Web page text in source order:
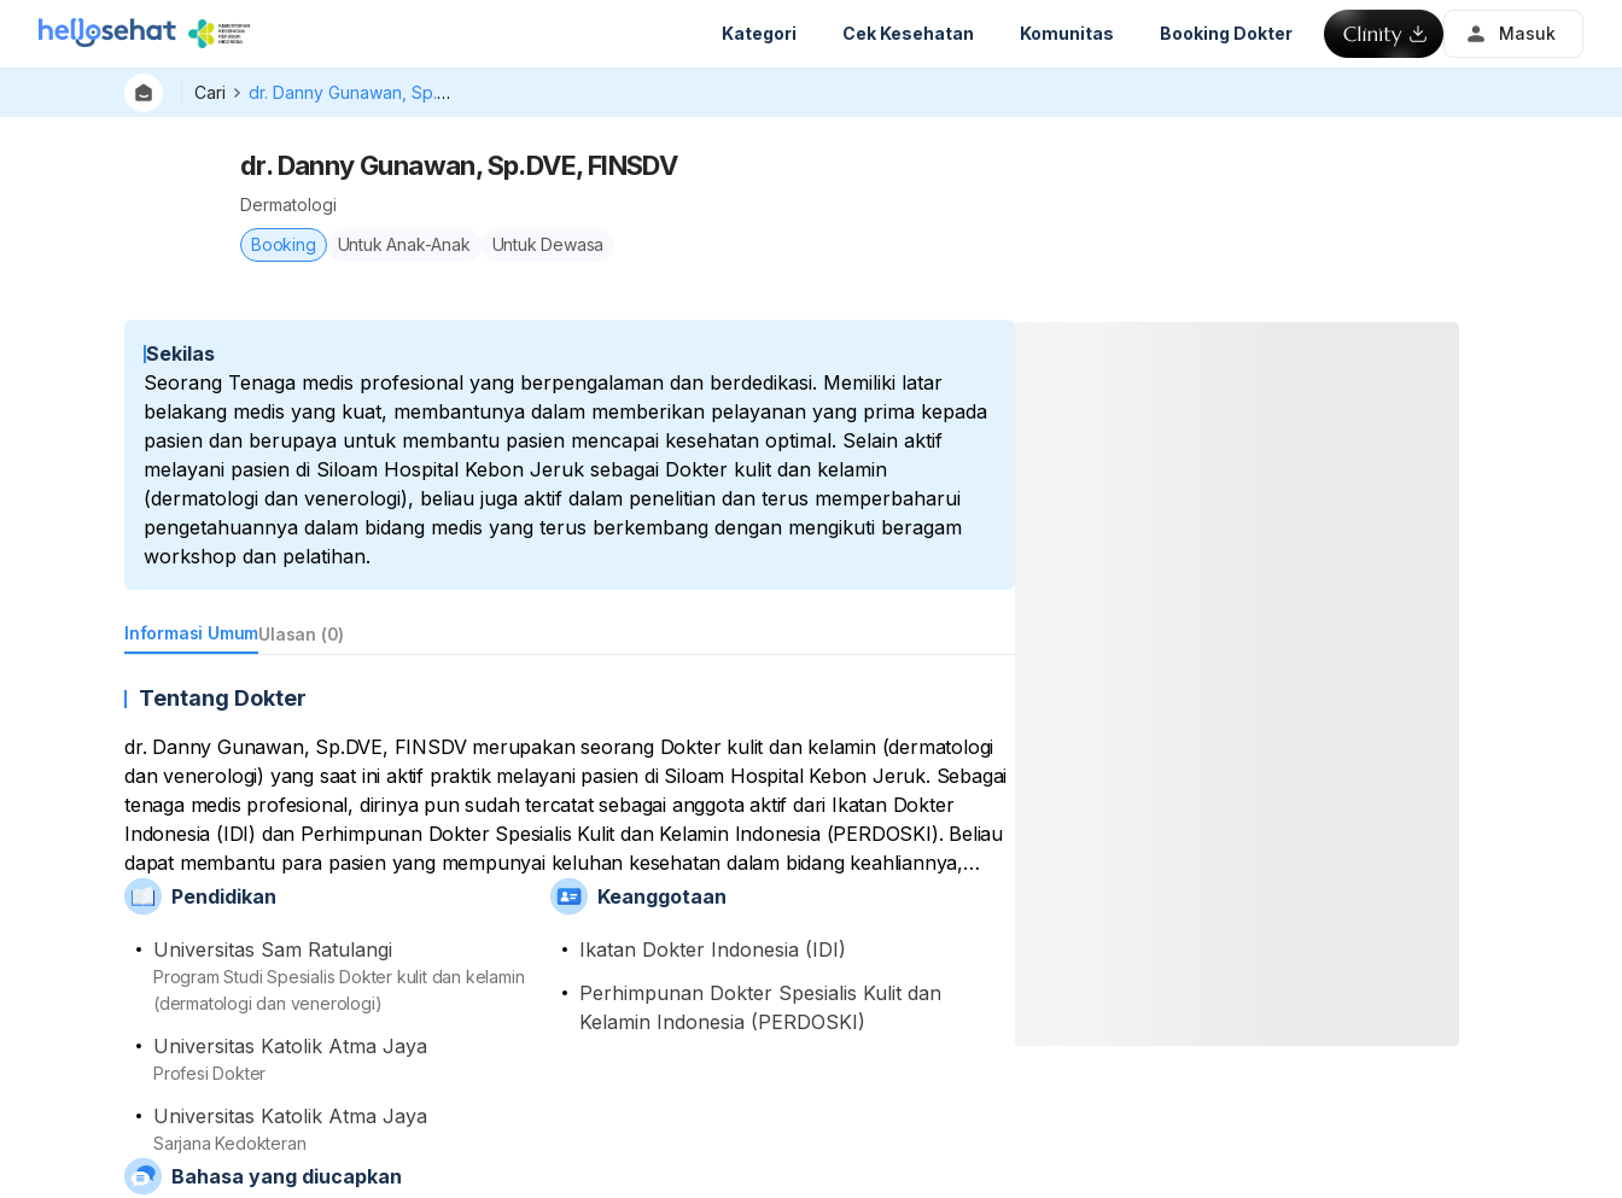
Kategori Cek Kesehatan Komunitas Booking Dokter Masuk
Cari dr. Danny Gunawan, Sp.DVE, FINSDV
dr. Danny Gunawan, Sp.DVE, FINSDV
Dermatologi
Booking
Untuk Anak-Anak Untuk Dewasa
Sekilas
Seorang Tenaga medis profesional yang berpengalaman dan berdedikasi. Memiliki latar
belakang medis yang kuat, membantunya dalam memberikan pelayanan yang prima kepada
pasien dan berupaya untuk membantu pasien mencapai kesehatan optimal. Selain aktif
melayani pasien di Siloam Hospital Kebon Jeruk sebagai Dokter kulit dan kelamin
(dermatologi dan venerologi), beliau juga aktif dalam penelitian dan terus memperbaharui
pengetahuannya dalam bidang medis yang terus berkembang dengan mengikuti beragam
workshop dan pelatihan.
Informasi UmumUlasan (0)
Tentang Dokter
dr. Danny Gunawan, Sp.DVE, FINSDV merupakan seorang Dokter kulit dan kelamin (dermatologi
dan venerologi) yang saat ini aktif praktik melayani pasien di Siloam Hospital Kebon Jeruk. Sebagai
tenaga medis profesional, dirinya pun sudah tercatat sebagai anggota aktif dari Ikatan Dokter
Indonesia (IDI) dan Perhimpunan Dokter Spesialis Kulit dan Kelamin Indonesia (PERDOSKI). Beliau
dapat membantu para pasien yang mempunyai keluhan kesehatan dalam bidang keahliannya,
termasuk dengan memberikan tindakan pemeriksaan, pemberian obat, dan tindakan medis yang
diperlukan. Dari sisi akademis, beliau telah menamatkan pendidikan spesialisnya di Universitas Sam
Ratulangi setelah sebelumnya menamatkan pendidikan Sarjana Kedokteran dan Profesi Dokter di
Universitas Katolik Atma Jaya.
Pendidikan
Universitas Sam Ratulangi
Program Studi Spesialis Dokter kulit dan kelamin
(dermatologi dan venerologi)
Universitas Katolik Atma Jaya
Profesi Dokter
Universitas Katolik Atma Jaya
Sarjana Kedokteran
Keanggotaan
Ikatan Dokter Indonesia (IDI)
Perhimpunan Dokter Spesialis Kulit dan
Kelamin Indonesia (PERDOSKI)
Bahasa yang diucapkan